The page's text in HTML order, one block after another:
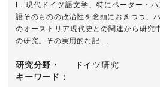
I．現代ドイツ語文学、特にペーター・
語そのものの政治性を念頭におきつつ、
のオーストリア現代史との関連から研究
の研究。その実用的な記 ...
研究分野・
キーワード
ドイツ研究